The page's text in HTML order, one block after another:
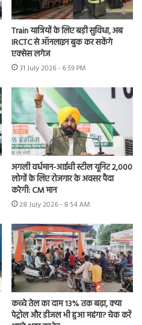
Train यात्रियों के लिए बड़ी सुविधा, अब
IRCTC से ऑनलाइन बुक कर सकेंगे
एक्सेस लगेज
31 July 2026 - 6:59 PM
अगली वर्धमान-आईची स्टील यूनिट 2,000
लोगों के लिए रोजगार के अवसर पैदा
करेगी: CM मान
28 July 2026 - 8:54 AM
कच्चे तेल का दाम 13% तक बढ़ा, क्या
पेट्रोल और डीजल भी हुआ महंगा? चेक करें